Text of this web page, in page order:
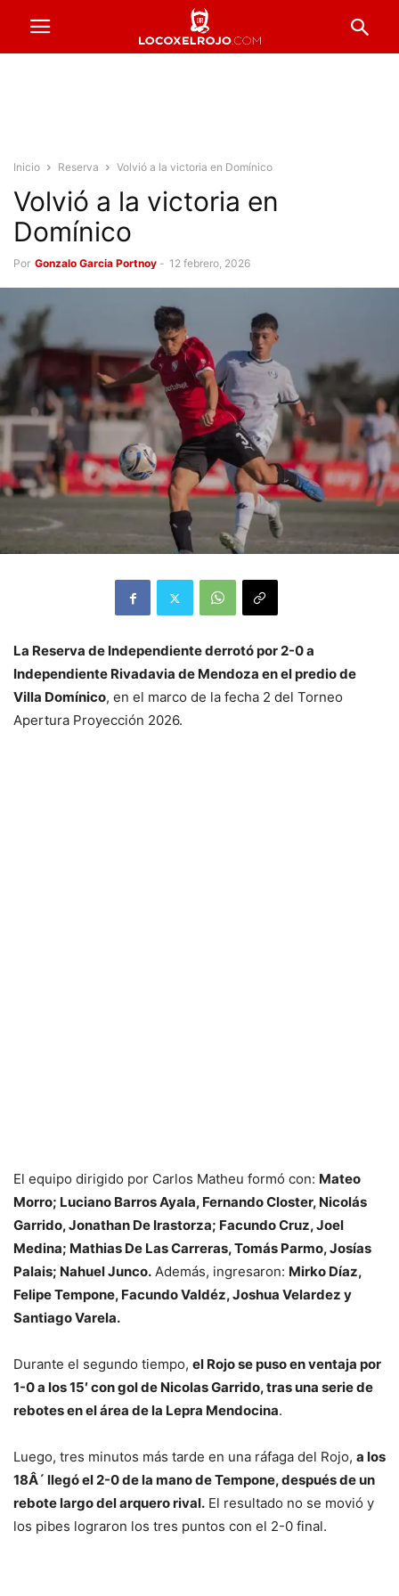
Inicio Reserva Volvió a la victoria en Domínico
Volvió a la victoria en
Domínico
Por Gonzalo Garcia Portnoy - 12 febrero, 2026
La Reserva de Independiente derrotó por 2-0 a
Independiente Rivadavia de Mendoza en el predio de
Villa Domínico, en el marco de la fecha 2 del Torneo
Apertura Proyección 2026.
El equipo dirigido por Carlos Matheu formó con: Mateo
Morro; Luciano Barros Ayala, Fernando Closter, Nicolás
Garrido, Jonathan De Irastorza; Facundo Cruz, Joel
Medina; Mathias De Las Carreras, Tomás Parmo, Josías
Palais; Nahuel Junco. Además, ingresaron: Mirko Díaz,
Felipe Tempone, Facundo Valdéz, Joshua Velardez y
Santiago Varela.
Durante el segundo tiempo, el Rojo se puso en ventaja por
1-0 a los 15′ con gol de Nicolas Garrido, tras una serie de
rebotes en el área de la Lepra Mendocina.
Luego, tres minutos más tarde en una ráfaga del Rojo, a los
18Â´ llegó el 2-0 de la mano de Tempone, después de un
rebote largo del arquero rival. El resultado no se movió y
los pibes lograron los tres puntos con el 2-0 final.